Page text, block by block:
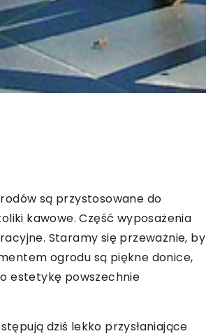
są przystosowane do
kawowe. Część wyposażenia
Staramy się przeważnie, by
ogrodu są piękne donice,
estetykę powszechnie
dziś lekko przysłaniające